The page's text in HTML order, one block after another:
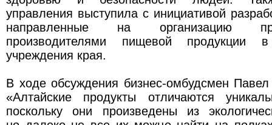
управления выступила с инициативой
направленные на организацию
производителями пищевой продукции в
учреждения края.
В ходе обсуждения бизнес-омбудсмен
«Алтайские продукты отличаются
поскольку они произведены из